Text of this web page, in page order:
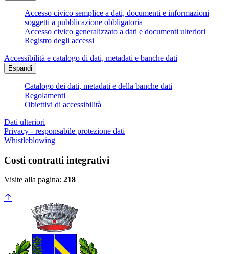
Accesso civico semplice a dati, documenti e informazioni
soggetti a pubblicazione obbligatoria
Accesso civico generalizzato a dati e documenti ulteriori
Registro degli accessi
Accessibilità e catalogo di dati, metadati e banche dati
Espandi
Catalogo dei dati, metadati e della banche dati
Regolamenti
Obiettivi di accessibilità
Dati ulteriori
Privacy - responsabile protezione dati
Whistleblowing
Costi contratti integrativi
Visite alla pagina: 218